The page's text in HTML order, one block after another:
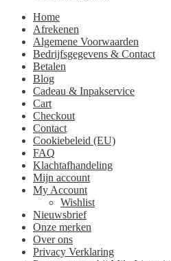
Home
Afrekenen
Algemene Voorwaarden
Bedrijfsgegevens & Contact
Betalen
Blog
Cadeau & Inpakservice
Cart
Checkout
Contact
Cookiebeleid (EU)
FAQ
Klachtafhandeling
Mijn account
My Account
Wishlist
Nieuwsbrief
Onze merken
Over ons
Privacy Verklaring